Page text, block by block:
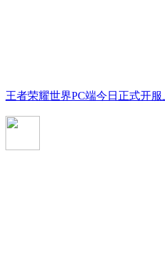
王者荣耀世界PC端今日正式开